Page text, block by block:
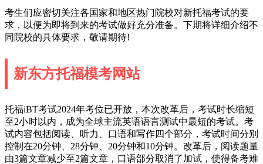
考生们应密切关注各国家和地区热门院校对新托福考试的要
求，以便为即将到来的考试做好充分准备。下期将详细介绍不
同院校的具体要求，敬请期待!
新东方托福模考网站
托福iBT考试2024年考位已开放，本次改革后，考试时长缩短
至2小时以内，成为全球主流英语语言测试中最短的考试。考
试内容包括阅读、听力、口语和写作四个部分，考试时间分别
控制在20分钟、28分钟、20分钟和10分钟。改革后，阅读题量
由3篇文章减少至2篇文章，口语部分取消了加试，使得备考难